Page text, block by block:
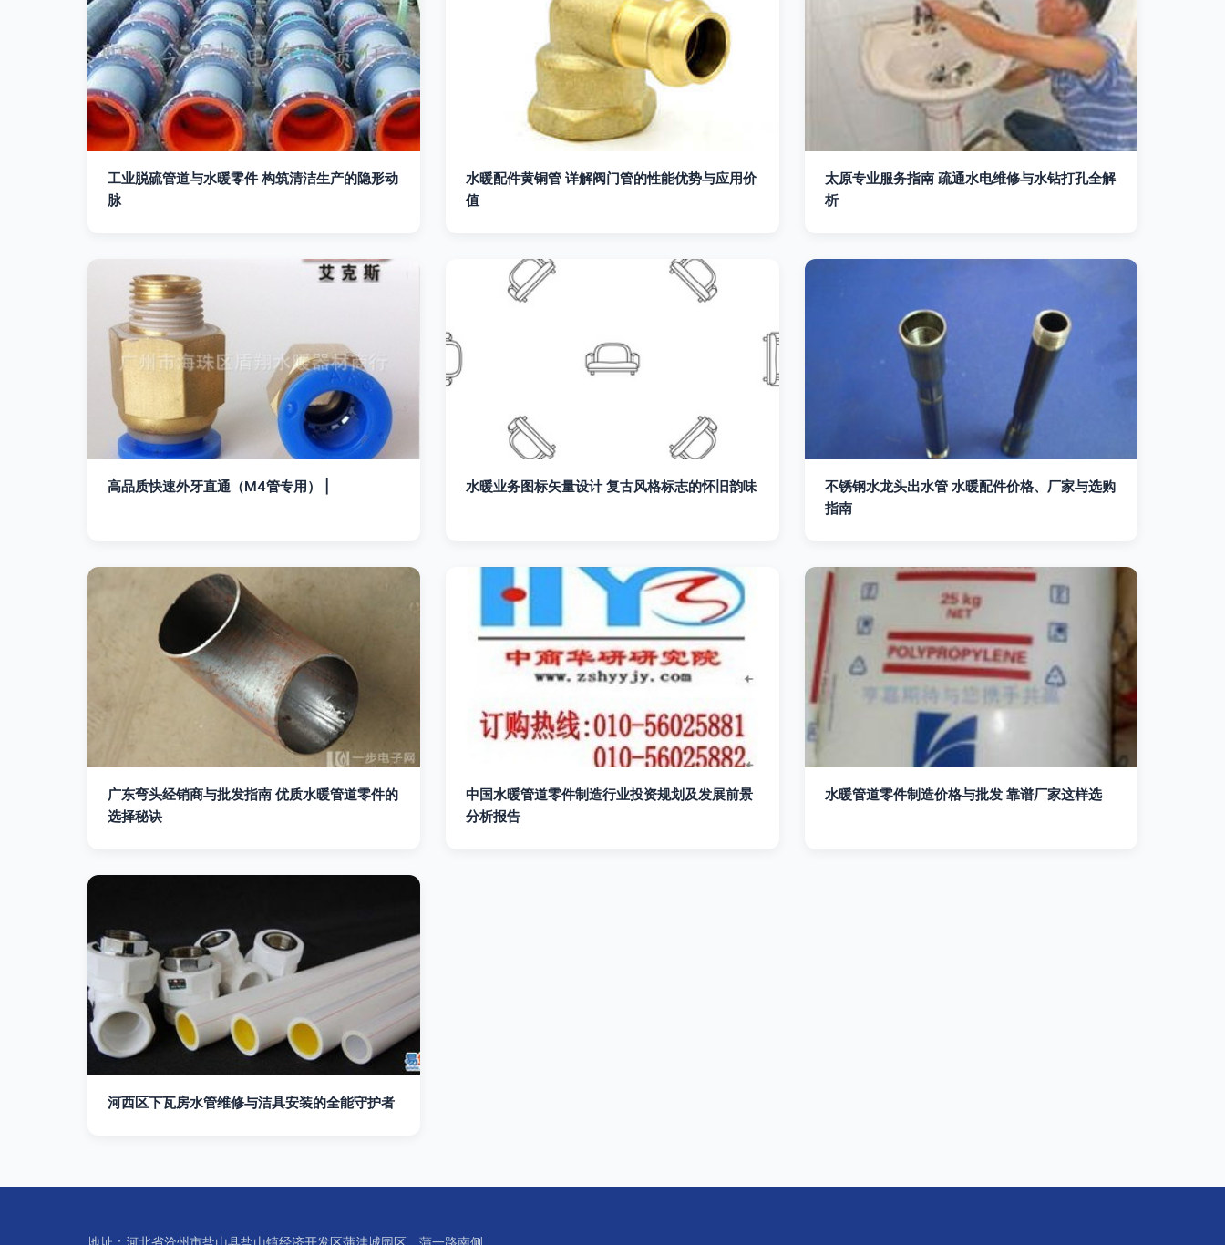
工业脱硫管道与水暖零件 构筑清洁生产的隐形动
脉
水暖配件黄铜管 详解阀门管的性能优势与应用价
值
太原专业服务指南 疏通水电维修与水钻打孔全解
析
高品质快速外牙直通（M4管专用） | 水暖业务图标矢量设计 复古风格标志的怀旧韵味
不锈钢水龙头出水管 水暖配件价格、厂家与选购
指南
广东弯头经销商与批发指南 优质水暖管道零件的
选择秘诀
中国水暖管道零件制造行业投资规划及发展前景
分析报告
水暖管道零件制造价格与批发 靠谱厂家这样选
河西区下瓦房水管维修与洁具安装的全能守护者
地址：河北省沧州市盐山县盐山镇经济开发区蒲洼城园区、蒲一路南侧